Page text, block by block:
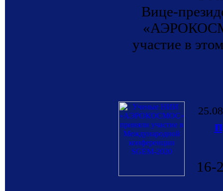
Вице-
участие в
16-